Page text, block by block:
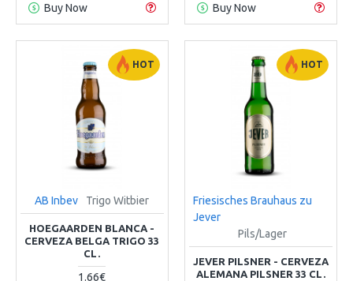
Buy Now Buy Now
HOT
AB Inbev Trigo Witbier
HOEGAARDEN BLANCA -
CERVEZA BELGA TRIGO 33
CL.
1.66€
HOT
Friesisches Brauhaus zu
Jever
Pils/Lager
JEVER PILSNER - CERVEZA
ALEMANA PILSNER 33 CL.